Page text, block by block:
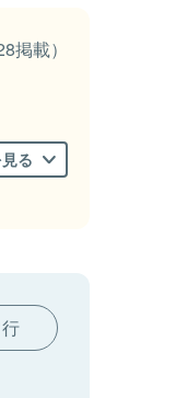
掲載）
る